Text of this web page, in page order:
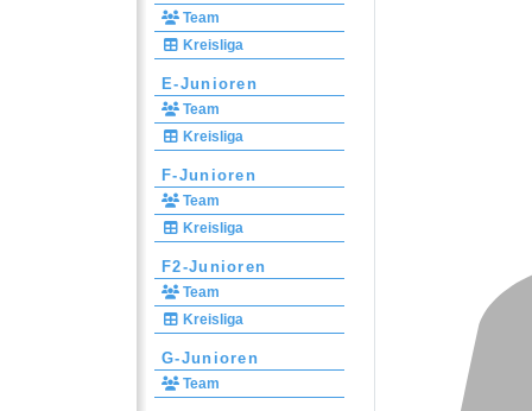
Team
Kreisliga
E-Junioren
Team
Kreisliga
F-Junioren
Team
Kreisliga
F2-Junioren
Team
Kreisliga
G-Junioren
Team